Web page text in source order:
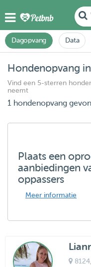
Dagopvang Data
Hondenopvang
Vind een 5-sterren
neemt
1 hondenopvang
Plaats een
aanbiedingen
oppassers
Meer informatie
8124